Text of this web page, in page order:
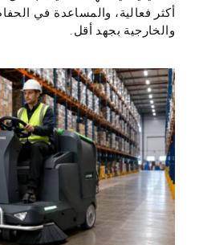
أكثر فعالية، والمساعدة في
والخارجية بجهد أقل.